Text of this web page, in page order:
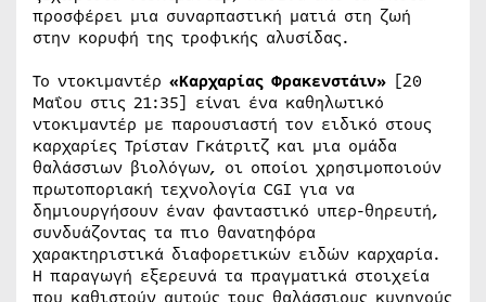
προσφέρει μια συναρπαστική ματιά στη ζωή
στην κορυφή της τροφικής αλυσίδας.
Το ντοκιμαντέρ «Καρχαρίας Φρακενστάιν» [20
Μαΐου στις 21:35] είναι ένα καθηλωτικό
ντοκιμαντέρ με παρουσιαστή τον ειδικό στους
καρχαρίες Τρίσταν Γκάτριτζ και μια ομάδα
θαλάσσιων βιολόγων, οι οποίοι χρησιμοποιούν
πρωτοποριακή τεχνολογία CGI για να
δημιουργήσουν έναν φανταστικό υπερ-θηρευτή,
συνδυάζοντας τα πιο θανατηφόρα
χαρακτηριστικά διαφορετικών ειδών καρχαρία.
Η παραγωγή εξερευνά τα πραγματικά στοιχεία